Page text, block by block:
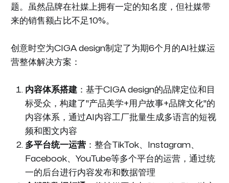
题。虽然品牌在社媒上拥有一定的知名度，但社媒带
来的销售额占比不足10%。
创意时空为CIGA design制定了为期6个月的AI社媒运
营整体解决方案：
内容体系搭建：基于CIGA design的品牌定位和目
标受众，构建了"产品美学+用户故事+品牌文化"的
内容体系，通过AI内容工厂批量生成多语言的短视
频和图文内容
多平台统一运营：整合TikTok、Instagram、
Facebook、YouTube等多个平台的运营，通过统
一的后台进行内容发布和数据管理